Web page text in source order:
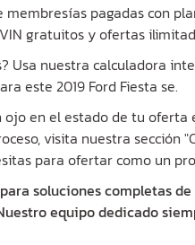
membresías pagadas con
gratuitos y ofertas
Usa nuestra calculadora
este 2019 Ford Fiesta se.
en el estado de tu oferta
visita nuestra sección
para ofertar como un
soluciones completas de
equipo dedicado